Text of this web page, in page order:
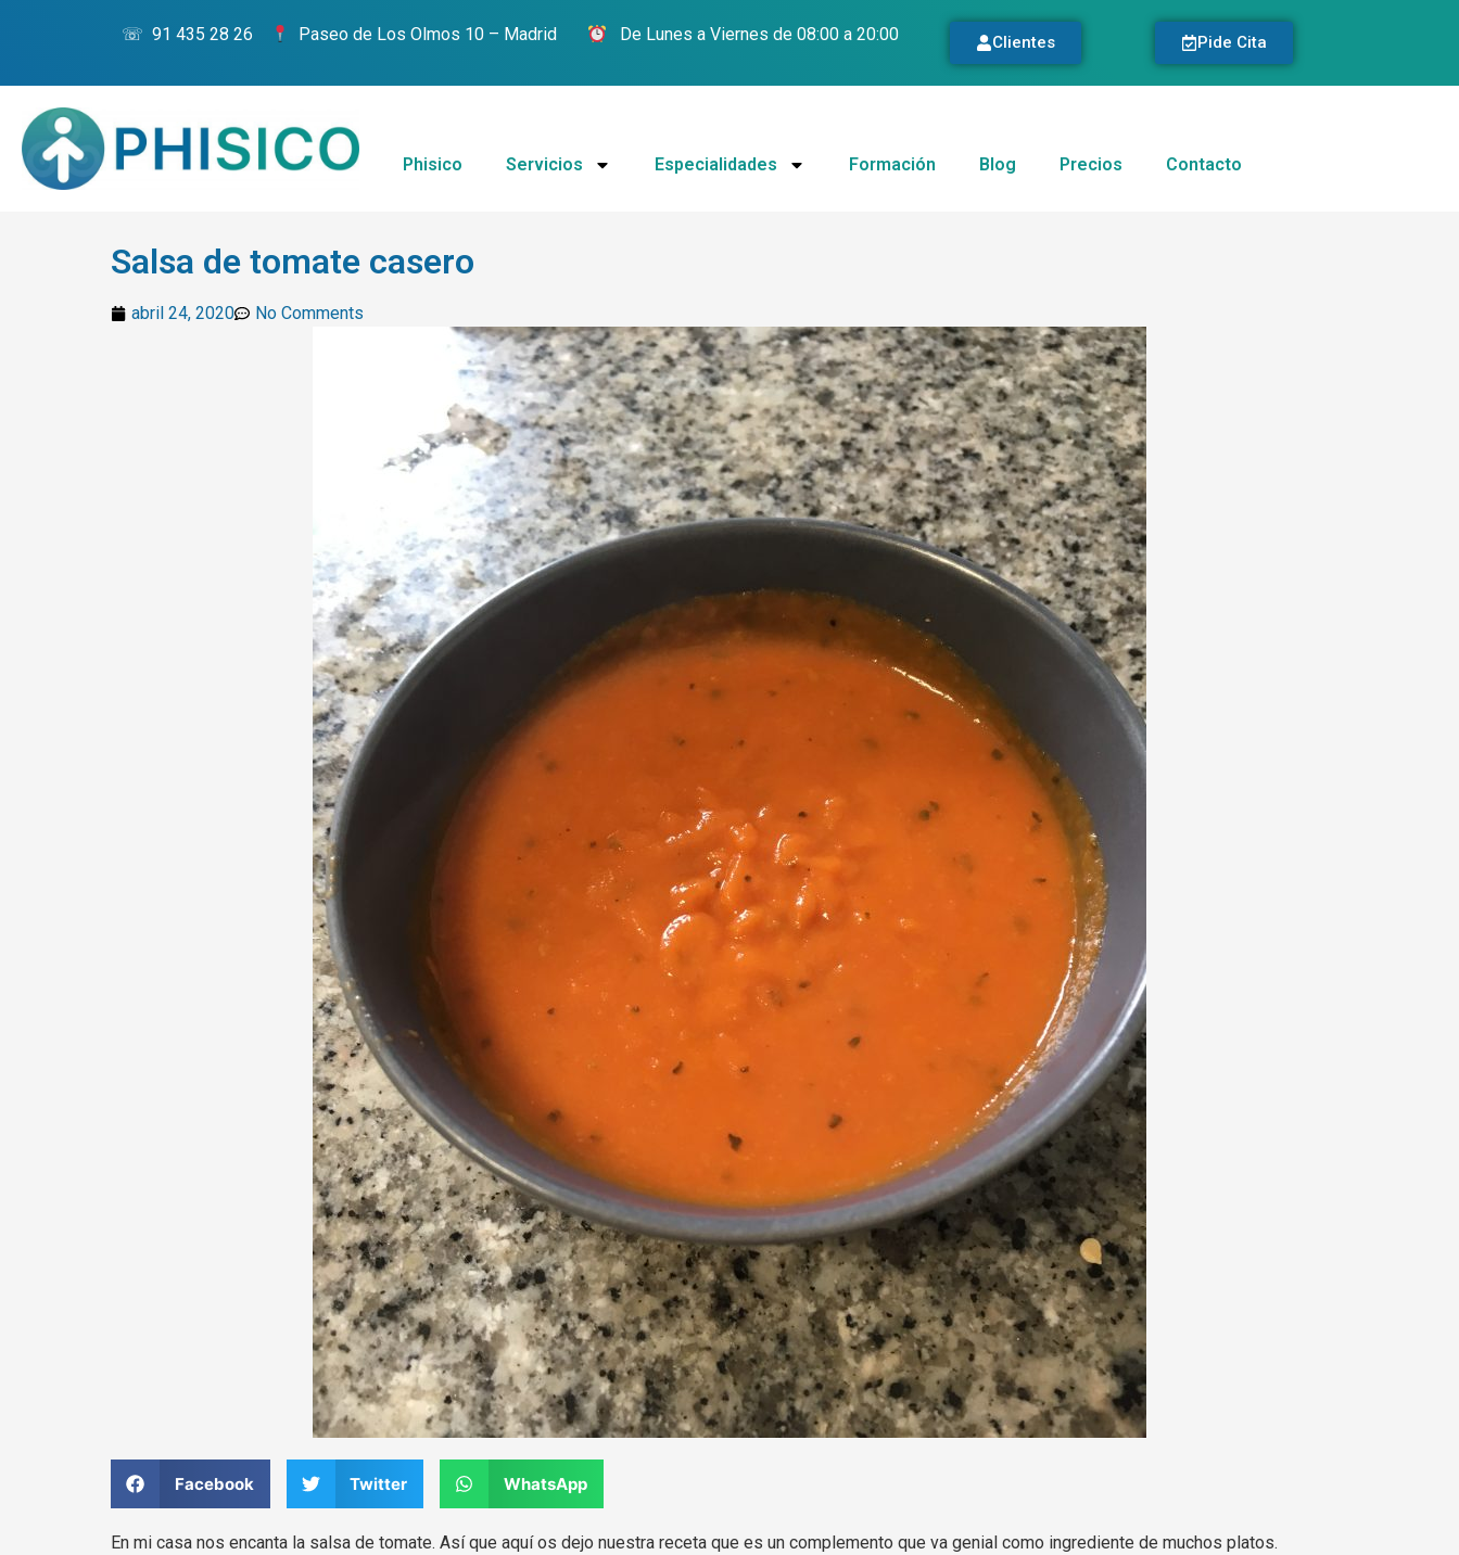
☏ 91 435 28 26 Paseo de Los Olmos 10 – Madrid De Lunes a Viernes de 08:00 a 20:00 Clientes Pide Cita
Phisico Servicios Especialidades Formación Blog Precios Contacto
Salsa de tomate casero
abril 24, 2020 No Comments
Facebook Twitter WhatsApp
En mi casa nos encanta la salsa de tomate. Así que aquí os dejo nuestra receta que es un complemento que va genial como ingrediente de muchos platos.